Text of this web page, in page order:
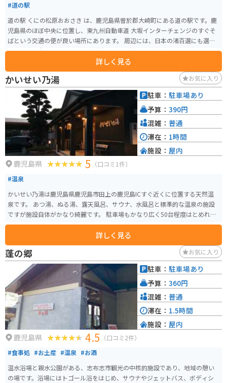
#道の駅
道の駅 くにの松原おおさき は、鹿児島県曽於郡大崎町にある道の駅です。鹿
児島県のほぼ中央に位置し、東九州自動車道 大坂インターチェンジのすぐそ
ばという交通の便が良い場所にあります。 周辺には、日本の渚百選にも選ば
れている、全長約4kmの美しい松林「くにの松原」が広がっており、道の駅
のすぐそばには、太平洋を一望できる展望台があります。また、道の駅の施
設内には、地元の特産品を販売する物産館や、レストランがあり、大崎町や
鹿児島県の味覚を楽しむことができます。 バイクで訪れる際には、道の駅の
駐車場にバイク専用の駐車スペースが用意されているので安心です。また、
道の駅には、周辺の観光情報や道路情報などを得られる情報コーナーも併設
されているので、ツーリングの休憩場所としても最適です。 大崎町は、温暖
な気候で知られる地域です。特に、さつまいもの生産が盛んで、「べにはる
か」や「安納芋」などのブランド芋は、お土産としても人気があります。
詳しく見る
かいせい乃湯 お気に入り
鹿児島県 5 （口コミ1件）
#温泉
かいせい乃湯は鹿児島県鹿児島市田上の鹿児島ICすぐ近くに位置する天然温
泉です。 あつ湯、ぬる湯、露天風呂、サウナ、水風呂と標準的な温泉の施設
ですが施設自体がかなり綺麗です。 駐車場もかなり広く50台程度はとめれる
ようです。
詳しく見る
駐車： 駐車場あり
予算： 390円
混雑： 普通
滞在： 1時間
施設： 屋内
蓬の郷 お気に入り
鹿児島県 4.5 （口コミ2件）
#食事処 #お土産 #温泉 #お酒
温水浴場と親水公園がある、志布志市観光の中核的施設であり、地域の憩い
の場です。浴場にはトゴール浴をはじめ、サウナやジェットバス、ボディシ
駐車： 駐車場あり
予算： 360円
混雑： 普通
滞在： 1.5時間
施設： 屋内